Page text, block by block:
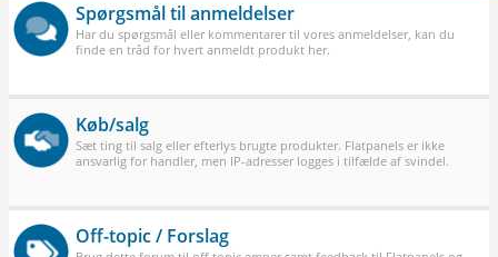
Spørgsmål til anmeldelser
Har du spørgsmål eller kommentarer til vores anmeldelser, kan du
finde en tråd for hvert anmeldt produkt her.
Køb/salg
Sæt ting til salg eller efterlys brugte produkter. Flatpanels er ikke
ansvarlig for handler, men IP-adresser logges i tilfælde af svindel.
Off-topic / Forslag